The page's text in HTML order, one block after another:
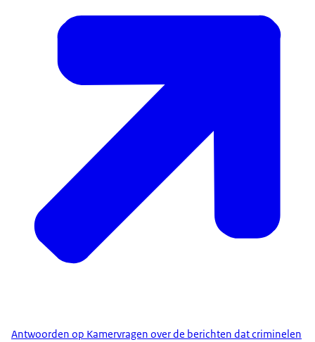
Antwoorden op Kamervragen over de berichten dat criminelen